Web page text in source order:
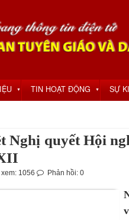
▼ TIN HOẠT ĐỘNG ▼ SỰ
Nghị quyết Hội
1056 Phản hồi: 0